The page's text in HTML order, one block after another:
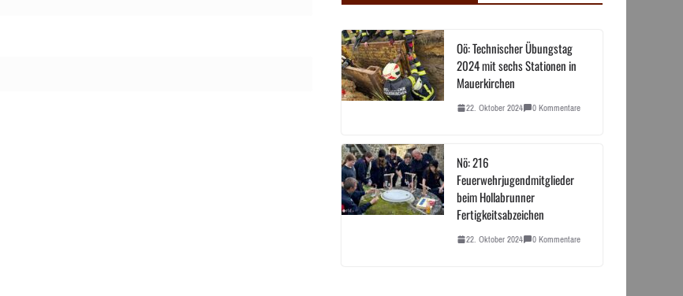
Oö: Technischer Übungstag
2024 mit sechs Stationen in
Mauerkirchen
22. Oktober 2024 0 Kommentare
Nö: 216
Feuerwehrjugendmitglieder
beim Hollabrunner
Fertigkeitsabzeichen
22. Oktober 2024 0 Kommentare